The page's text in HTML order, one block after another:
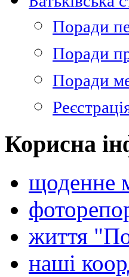
Поради
Поради
Поради
Корисна
щоденне
життя
наші